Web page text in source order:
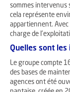
sommes intervenus
cela représente
appartiennent. Avec
charge de
Quelles sont les
Le groupe compte
des bases de
agences ont été